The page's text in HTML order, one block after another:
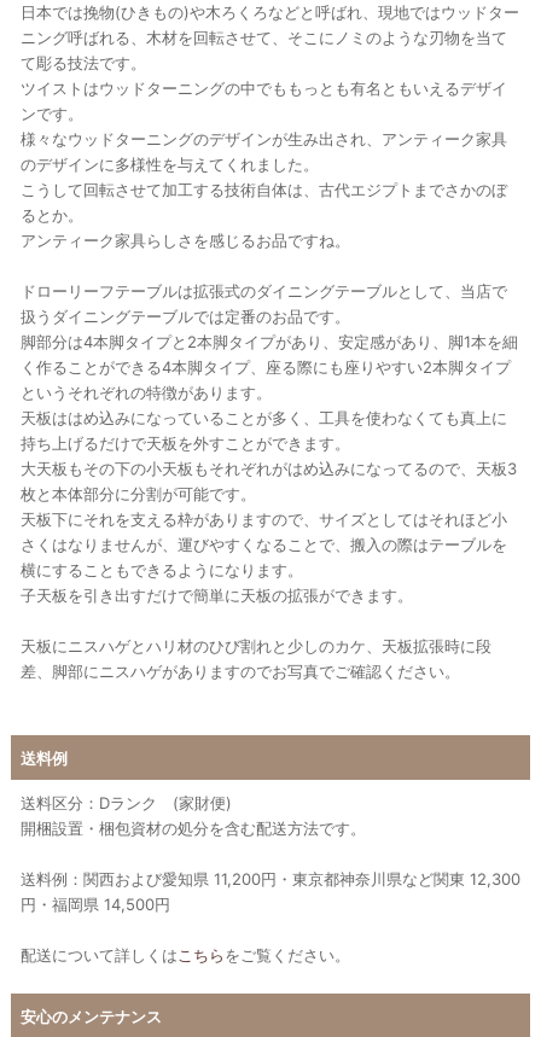
日本では挽物(ひきもの)や木ろくろなどと呼ばれ、現地ではウッドター
ニング呼ばれる、木材を回転させて、そこにノミのような刃物を当て
て彫る技法です。
ツイストはウッドターニングの中でももっとも有名ともいえるデザイ
ンです。
様々なウッドターニングのデザインが生み出され、アンティーク家具
のデザインに多様性を与えてくれました。
こうして回転させて加工する技術自体は、古代エジプトまでさかのぼ
るとか。
アンティーク家具らしさを感じるお品ですね。
ドローリーフテーブルは拡張式のダイニングテーブルとして、当店で
扱うダイニングテーブルでは定番のお品です。
脚部分は4本脚タイプと2本脚タイプがあり、安定感があり、脚1本を細
く作ることができる4本脚タイプ、座る際にも座りやすい2本脚タイプ
というそれぞれの特徴があります。
天板ははめ込みになっていることが多く、工具を使わなくても真上に
持ち上げるだけで天板を外すことができます。
大天板もその下の小天板もそれぞれがはめ込みになってるので、天板3
枚と本体部分に分割が可能です。
天板下にそれを支える枠がありますので、サイズとしてはそれほど小
さくはなりませんが、運びやすくなることで、搬入の際はテーブルを
横にすることもできるようになります。
子天板を引き出すだけで簡単に天板の拡張ができます。
天板にニスハゲとハリ材のひび割れと少しのカケ、天板拡張時に段
差、脚部にニスハゲがありますのでお写真でご確認ください。
送料例
送料区分：Dランク (家財便)
開梱設置・梱包資材の処分を含む配送方法です。
送料例：関西および愛知県 11,200円・東京都神奈川県など関東 12,300
円・福岡県 14,500円
配送について詳しくは こちらをご覧ください。
安心のメンテナンス